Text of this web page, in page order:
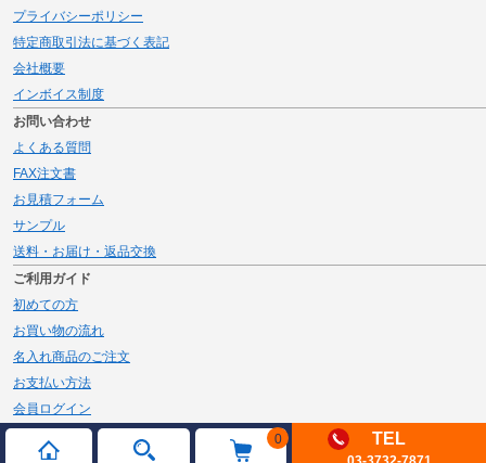
0 TEL
プライバシーポリシー
特定商取引法に基づく表記
会社概要
インボイス制度
お問い合わせ
よくある質問
FAX注文書
お見積フォーム
サンプル
送料・お届け・返品交換
ご利用ガイド
初めての方
お買い物の流れ
名入れ商品のご注文
お支払い方法
会員ログイン
メルマガ登録